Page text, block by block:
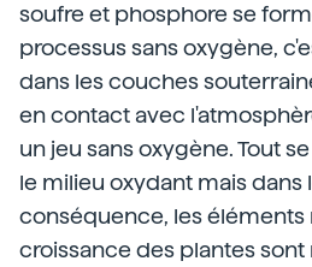
soufre et phosphore se
processus sans oxygène,
dans les couches
en contact avec
un jeu sans oxygène. Tout
le milieu oxydant mais dans
conséquence, les éléments
croissance des plantes sont